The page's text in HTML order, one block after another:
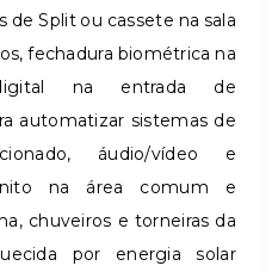
Split ou cassete na sala
fechadura biométrica na
na entrada de
automatizar sistemas de
áudio/vídeo e
na área comum e
chuveiros e torneiras da
por energia solar